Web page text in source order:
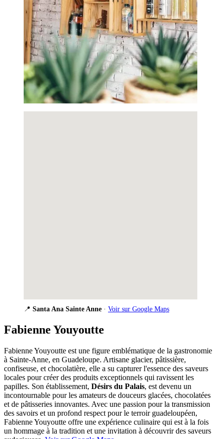
📍 Santa Ana Sainte Anne · Voir sur Google Maps
Fabienne Youyoutte
Fabienne Youyoutte est une figure emblématique de la gastronomie
à Sainte-Anne, en Guadeloupe. Artisane glacier, pâtissière,
confiseuse, et chocolatière, elle a su capturer l'essence des saveurs
locales pour créer des produits exceptionnels qui ravissent les
papilles. Son établissement, Désirs du Palais, est devenu un
incontournable pour les amateurs de douceurs glacées, chocolatées
et de pâtisseries innovantes. Avec une passion pour la transmission
des savoirs et un profond respect pour le terroir guadeloupéen,
Fabienne Youyoutte offre une expérience culinaire qui est à la fois
un hommage à la tradition et une invitation à découvrir des saveurs